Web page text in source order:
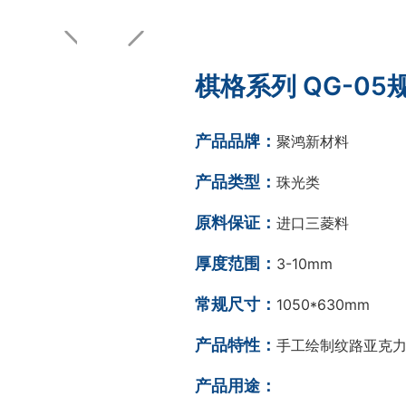
棋格系列 QG-05
产品品牌： 聚鸿新材料
产品类型： 珠光类
原料保证： 进口三菱料
厚度范围： 3-10mm
常规尺寸： 1050*630mm
产品特性： 手工绘制纹路亚克
产品用途：